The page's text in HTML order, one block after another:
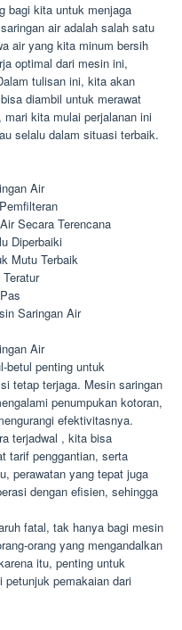
bagi kita untuk menjaga
air adalah salah satu
air yang kita minum bersih
optimal dari mesin ini,
tulisan ini, kita akan
diambil untuk merawat
kita mulai perjalanan ini
selalu dalam situasi terbaik.
Air
Secara Terencana
Diperbaiki
Mutu Terbaik
Saringan Air
Air
betul penting untuk
tetap terjaga. Mesin saringan
penumpukan kotoran,
efektivitasnya.
terjadwal , kita bisa
tarif penggantian, serta
perawatan yang tepat juga
dengan efisien, sehingga
fatal, tak hanya bagi mesin
orang yang mengandalkan
itu, penting untuk
petunjuk pemakaian dari